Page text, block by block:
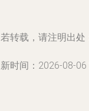
转载，请注明出
时间：2026-08-06